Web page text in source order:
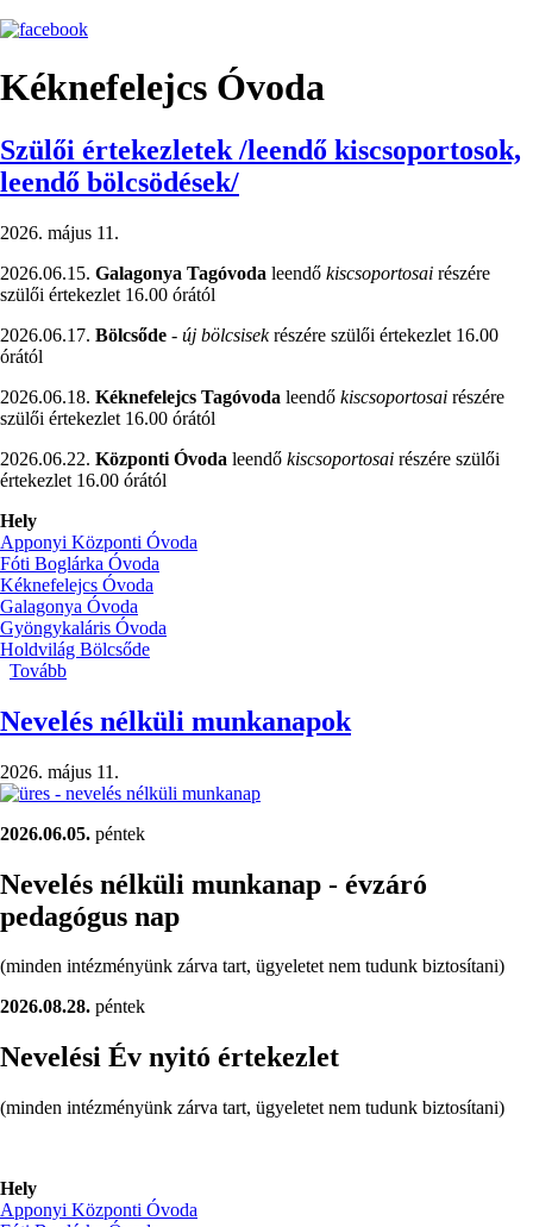
Kéknefelejcs Óvoda
Szülői értekezletek /leendő kiscsoportosok,
leendő bölcsödések/
2026. május 11.
2026.06.15. Galagonya Tagóvoda leendő kiscsoportosai részére
szülői értekezlet 16.00 órától
2026.06.17. Bölcsőde - új bölcsisekrészére szülői értekezlet 16.00
órától
2026.06.18. Kéknefelejcs Tagóvoda leendő kiscsoportosai részére
szülői értekezlet 16.00 órától
2026.06.22. Központi Óvoda leendő kiscsoportosai részére szülői
értekezlet 16.00 órától
Hely
Apponyi Központi Óvoda
Fóti Boglárka Óvoda
Kéknefelejcs Óvoda
Galagonya Óvoda
Gyöngykaláris Óvoda
Holdvilág Bölcsőde
Tovább
/leendő
kiscsoportosok,
bölcsödések/)
Nevelés nélküli munkanapok
2026. május 11.
2026.06.05. péntek
Nevelés nélküli munkanap - évzáró
pedagógus nap
(minden intézményünk zárva tart, ügyeletet nem tudunk biztosítani)
2026.08.28. péntek
Nevelési Év nyitó értekezlet
(minden intézményünk zárva tart, ügyeletet nem tudunk biztosítani)
Hely
Apponyi Központi Óvoda